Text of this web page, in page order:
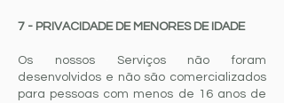
7 - PRIVACIDADE DE MENORES DE IDADE
Os nossos Serviços não foram
desenvolvidos e não são comercializados
para pessoas com menos de 16 anos de